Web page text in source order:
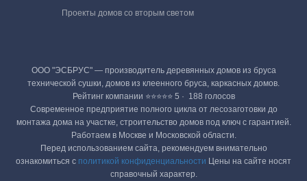
Проекты домов со вторым светом
ООО "ЭСБРУС" — производитель деревянных домов из бруса
технической сушки, домов из клеенного бруса, каркасных домов.
Рейтинг компании ⭐⭐⭐⭐⭐ 5 · ‎ 188 голосов
Современное предприятие полного цикла от лесозаготовки до
монтажа дома на участке, строительство домов под ключ с гарантией.
Работаем в Москве и Московской области.
Перед использованием сайта, рекомендуем внимательно
ознакомиться с политикой конфиденциальности Цены на сайте носят
справочный характер.